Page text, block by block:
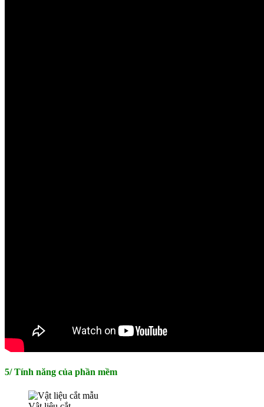
5/ Tính năng của phần mềm